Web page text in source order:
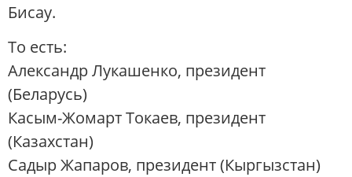
Бисау.
То есть:
Александр Лукашенко, президент
(Беларусь)
Касым-Жомарт Токаев, президент
(Казахстан)
Садыр Жапаров, президент (Кыргызстан)